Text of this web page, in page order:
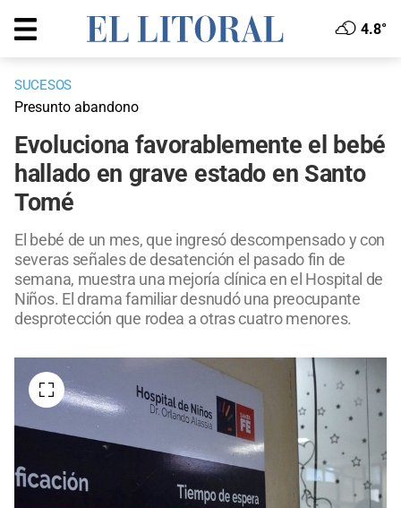
4.8°
SUCESOS
Presunto abandono
Evoluciona favorablemente el bebé
hallado en grave estado en Santo
Tomé
El bebé de un mes, que ingresó descompensado y con
severas señales de desatención el pasado fin de
semana, muestra una mejoría clínica en el Hospital de
Niños. El drama familiar desnudó una preocupante
desprotección que rodea a otras cuatro menores.